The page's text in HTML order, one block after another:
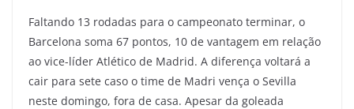
Faltando 13 rodadas para o campeonato terminar, o
Barcelona soma 67 pontos, 10 de vantagem em relação
ao vice-líder Atlético de Madrid. A diferença voltará a
cair para sete caso o time de Madri vença o Sevilla
neste domingo, fora de casa. Apesar da goleada